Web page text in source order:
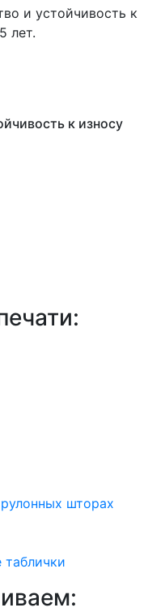
и устойчивость к
лет.
к износу
шторах